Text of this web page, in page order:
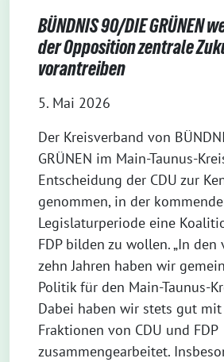
BÜNDNIS 90/DIE GRÜNEN
der Opposition zentrale
vorantreiben
5. Mai 2026
Der Kreisverband von
GRÜNEN im Main-Taunus-
Entscheidung der CDU zur
genommen, in der
Legislaturperiode eine
FDP bilden zu wollen. „In den
zehn Jahren haben wir
Politik für den Main-Taunus-
Dabei haben wir stets gut mit
Fraktionen von CDU und FDP
zusammengearbeitet.